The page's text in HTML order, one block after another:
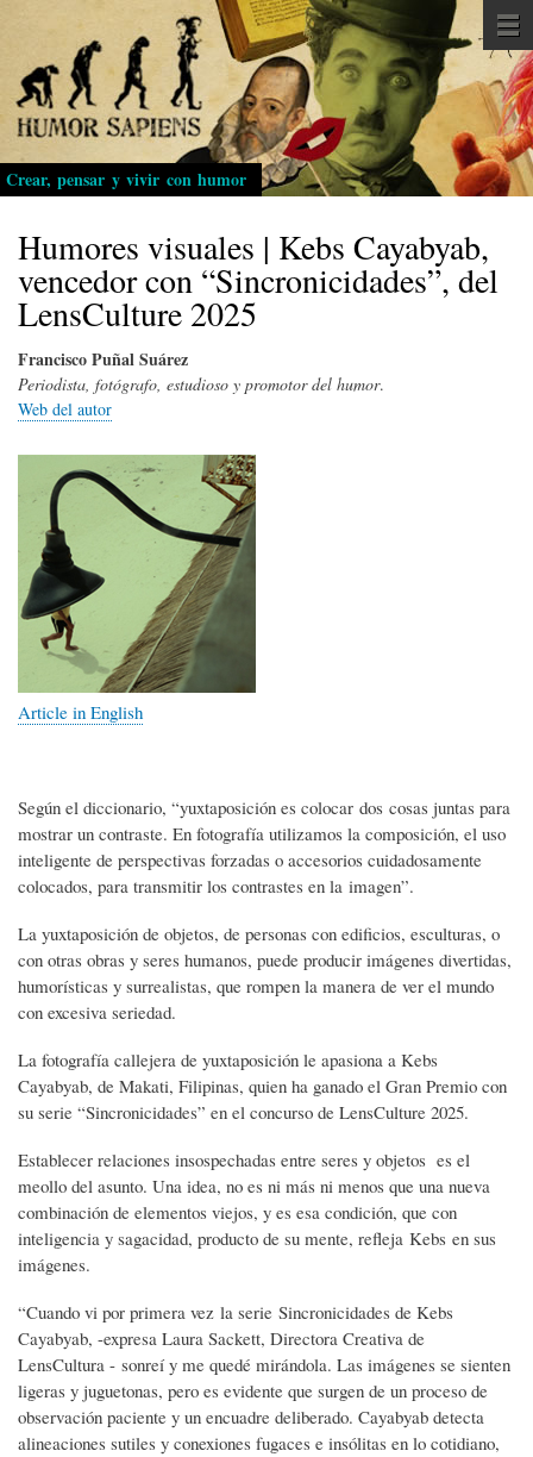
Pasar
al
contenido
principal
Crear, pensar y vivir con humor
Humores visuales | Kebs Cayabyab,
vencedor con “Sincronicidades”, del
LensCulture 2025
Francisco Puñal Suárez
Periodista, fotógrafo, estudioso y promotor del humor.
Web del autor
Article in English
Según el diccionario, “yuxtaposición es colocar dos cosas juntas para
mostrar un contraste. En fotografía utilizamos la composición, el uso
inteligente de perspectivas forzadas o accesorios cuidadosamente
colocados, para transmitir los contrastes en la imagen”.
La yuxtaposición de objetos, de personas con edificios, esculturas, o
con otras obras y seres humanos, puede producir imágenes divertidas,
humorísticas y surrealistas, que rompen la manera de ver el mundo
con excesiva seriedad.
La fotografía callejera de yuxtaposición le apasiona a Kebs
Cayabyab, de Makati, Filipinas, quien ha ganado el Gran Premio con
su serie “Sincronicidades” en el concurso de LensCulture 2025.
Establecer relaciones insospechadas entre seres y objetos es el
meollo del asunto. Una idea, no es ni más ni menos que una nueva
combinación de elementos viejos, y es esa condición, que con
inteligencia y sagacidad, producto de su mente, refleja Kebs en sus
imágenes.
“Cuando vi por primera vez la serie Sincronicidades de Kebs
Cayabyab, -expresa Laura Sackett, Directora Creativa de
LensCultura - sonreí y me quedé mirándola. Las imágenes se sienten
ligeras y juguetonas, pero es evidente que surgen de un proceso de
observación paciente y un encuadre deliberado. Cayabyab detecta
alineaciones sutiles y conexiones fugaces e insólitas en lo cotidiano,